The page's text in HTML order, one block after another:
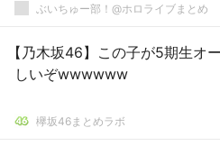
ぶいちゅー部！@ホロライブまとめ
【乃木坂46】この子が5期生オ
しいぞwwwwww
欅坂46まとめラボ